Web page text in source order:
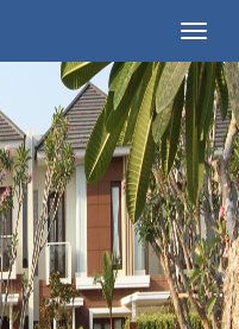
Toggle